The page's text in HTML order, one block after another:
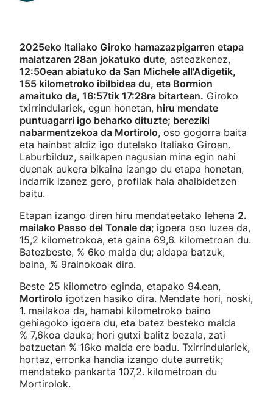
2025eko Italiako Giroko hamazazpigarren etapa
maiatzaren 28an jokatuko dute, asteazkenez,
12:50ean abiatuko da San Michele all'Adigetik,
155 kilometroko ibilbidea du, eta Bormion
amaituko da, 16:57tik 17:28ra bitartean. Giroko
txirrindulariek, egun honetan, hiru mendate
puntuagarri igo beharko dituzte; bereziki
nabarmentzekoa da Mortirolo, oso gogorra baita
eta hainbat aldiz igo dutelako Italiako Giroan.
Laburbilduz, sailkapen nagusian mina egin nahi
duenak aukera bikaina izango du etapa honetan,
indarrik izanez gero, profilak hala ahalbidetzen
baitu.
Etapan izango diren hiru mendateetako lehena 2.
mailako Passo del Tonale da; igoera oso luzea da,
15,2 kilometrokoa, eta gaina 69,6. kilometroan du.
Batezbeste, % 6ko malda du; aldapa batzuk,
baina, % 9rainokoak dira.
Beste 25 kilometro eginda, etapako 94.ean,
Mortirolo igotzen hasiko dira. Mendate hori, noski,
1. mailakoa da, hamabi kilometroko baino
gehiagoko igoera du, eta batez besteko malda
% 7,6koa dauka; hori gutxi balitz bezala, zati
batzuetan % 16ko malda ere badu. Txirrindulariek,
hortaz, erronka handia izango dute aurretik;
mendateko pankarta 107,2. kilometroan du
Mortirolok.